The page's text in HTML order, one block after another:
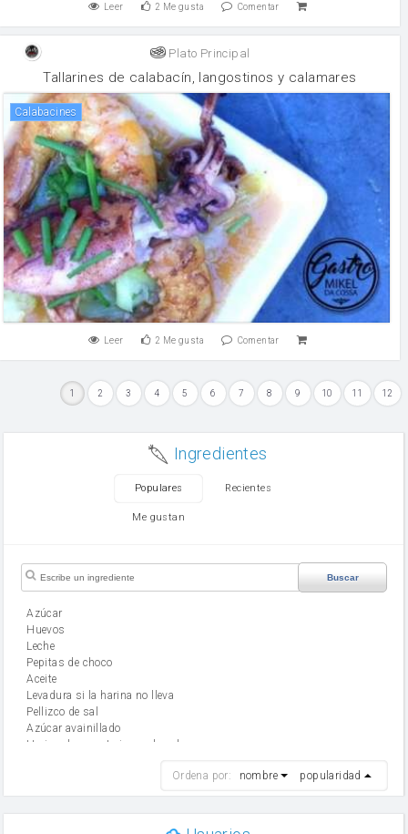
Leer 2 Me gusta Comentar
Plato Principal
Tallarines de calabacín, langostinos y calamares
Calabacines
Leer 2 Me gusta Comentar
1 2 3 4 5 6 7 8 9 10 11 12
Ingredientes
Populares Recientes
Me gustan
Buscar
Azúcar
huevos
leche
Pepitas de choco
aceite
Levadura si la harina no lleva
Pellizco de sal
Azúcar avainillado
Harina de reposteria con levadura
mantequilla
Ordena por: nombre popularidad